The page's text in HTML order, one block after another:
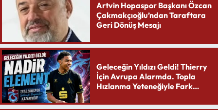
Artvin Hopaspor Başkanı Özcan
Çakmakçıoğlu’ndan Taraftara
Geri Dönüş Mesajı
Geleceğin Yıldızı Geldi! Thierry
İçin Avrupa Alarmda. Topla
Hızlanma Yeteneğiyle Fark